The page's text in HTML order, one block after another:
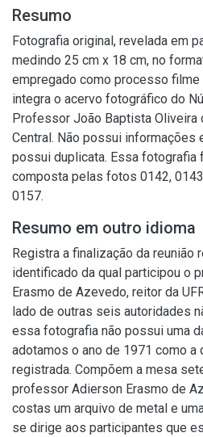
Resumo
Fotografia original, revelada em
medindo 25 cm x 18 cm, no
empregado como processo
integra o acervo fotográfico do
Professor João Baptista Oliveira
Central. Não possui informações
possui duplicata. Essa fotografia
composta pelas fotos 0142,
0157.
Resumo em outro idioma
Registra a finalização da reunião
identificado da qual participou o
Erasmo de Azevedo, reitor da
lado de outras seis autoridades
essa fotografia não possui uma
adotamos o ano de 1971 como a
registrada. Compõem a mesa
professor Adierson Erasmo de
costas um arquivo de metal e
se dirige aos participantes que